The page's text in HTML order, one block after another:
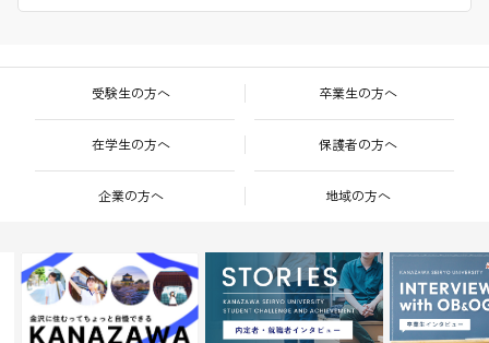
受験生の方へ 卒業生の方へ
在学生の方へ 保護者の方へ
企業の方へ 地域の方へ